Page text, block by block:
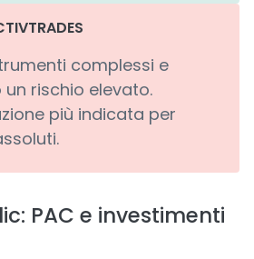
complessi e
rischio elevato.
più indicata per
PAC e investimenti